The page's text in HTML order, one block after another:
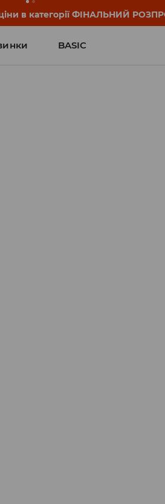
у своєму обліковому записі 💸
BASIC